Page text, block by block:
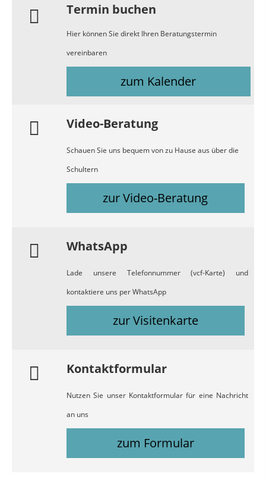
Termin buchen
Hier können Sie direkt Ihren Beratungstermin
vereinbaren
zum Kalender
Video-Beratung
Schauen Sie uns bequem von zu Hause aus über die
Schultern
zur Video-Beratung
WhatsApp
Lade unsere Telefonnummer (vcf-Karte) und
kontaktiere uns per WhatsApp
zur Visitenkarte
Kontaktformular
Nutzen Sie unser Kontaktformular für eine Nachricht
an uns
zum Formular